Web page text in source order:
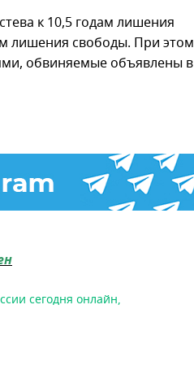
к 10,5 годам лишения
лишения свободы. При этом
обвиняемые объявлены в
сегодня онлайн,